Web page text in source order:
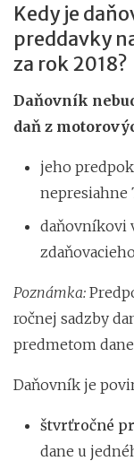
Kedy je
preddavky
za rok 2018?
Daňovník
daň z
jeho
nepresiahne
daňovníkovi
Poznámka:
ročnej sadzby
predmetom
Daňovník je
štvrťročné
dane u